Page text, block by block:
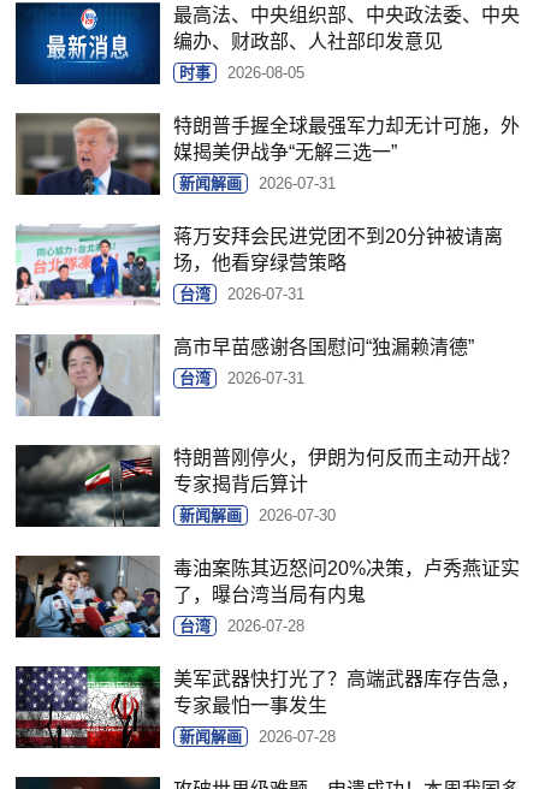
最高法、中央组织部、中央政法委、中央
编办、财政部、人社部印发意见
时事 2026-08-05
特朗普手握全球最强军力却无计可施，外
媒揭美伊战争“无解三选一”
新闻解画 2026-07-31
蒋万安拜会民进党团不到20分钟被请离
场，他看穿绿营策略
台湾 2026-07-31
高市早苗感谢各国慰问“独漏赖清德”
台湾 2026-07-31
特朗普刚停火，伊朗为何反而主动开战？
专家揭背后算计
新闻解画 2026-07-30
毒油案陈其迈怒问20%决策，卢秀燕证实
了，曝台湾当局有内鬼
台湾 2026-07-28
美军武器快打光了？高端武器库存告急，
专家最怕一事发生
新闻解画 2026-07-28